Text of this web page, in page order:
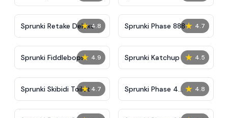
★ 4.8
Sprunki Retake Deluxe ★ 4.7
Sprunki Phase 888
★ 4.9
Sprunki Fiddlebops ★ 4.5
Sprunki Katchup
★ 4.7
Sprunki Skibidi Toilet ★ 4.8
Sprunki Phase 4
Definitive